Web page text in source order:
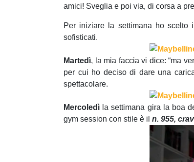
amici! Sveglia e poi via, di corsa a
Per iniziare la settimana ho scelto
sofisticati.
Martedì, la mia faccia vi dice: “ma
per cui ho deciso di dare una
spettacolare.
Mercoledì la settimana gira la boa
gym session con stile è il n. 955,